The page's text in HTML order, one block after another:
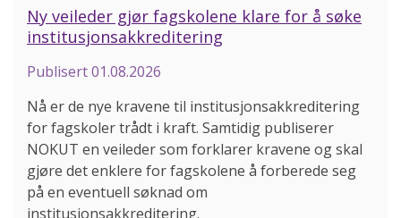
Ny veileder gjør fagskolene klare for å søke
institusjonsakkreditering
Publisert01.08.2026
Nå er de nye kravene til institusjonsakkreditering
for fagskoler trådt i kraft. Samtidig publiserer
NOKUT en veileder som forklarer kravene og skal
gjøre det enklere for fagskolene å forberede seg
på en eventuell søknad om
institusjonsakkreditering.